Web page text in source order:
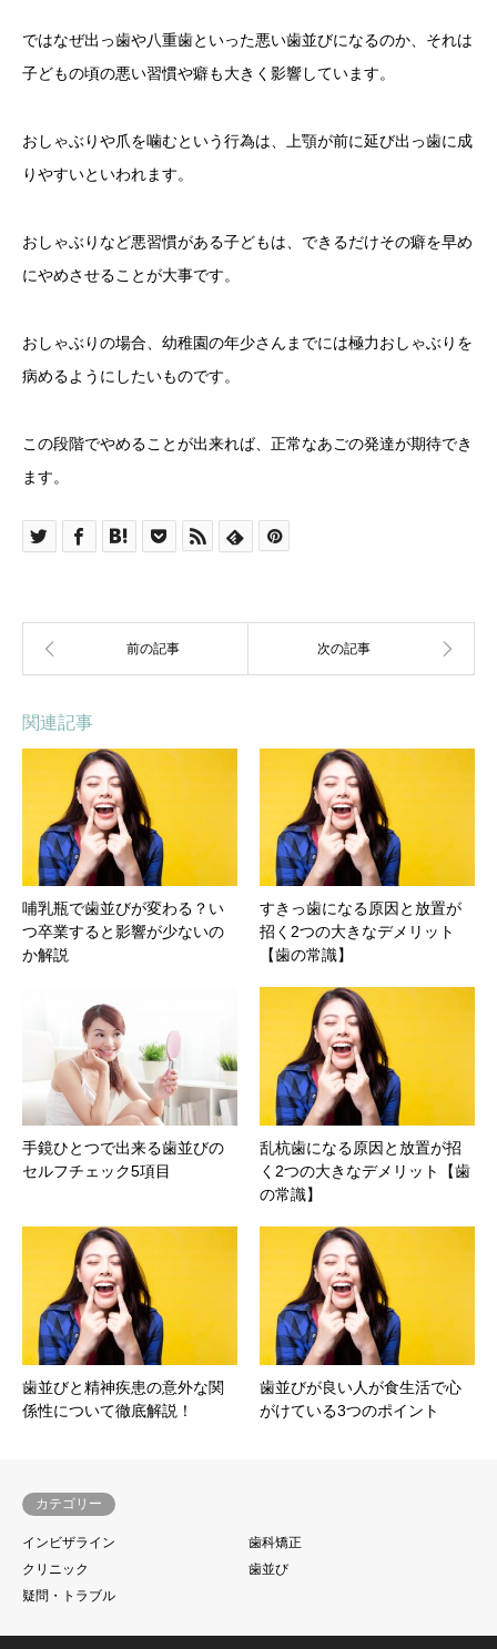
ではなぜ出っ歯や八重歯といった悪い歯並びになるのか、それは
子どもの頃の悪い習慣や癖も大きく影響しています。
おしゃぶりや爪を噛むという行為は、上顎が前に延び出っ歯に成
りやすいといわれます。
おしゃぶりなど悪習慣がある子どもは、できるだけその癖を早め
にやめさせることが大事です。
おしゃぶりの場合、幼稚園の年少さんまでには極力おしゃぶりを
病めるようにしたいものです。
この段階でやめることが出来れば、正常なあごの発達が期待でき
ます。
関連記事
哺乳瓶で歯並びが変わる？い
つ卒業すると影響が少ないの
か解説
すきっ歯になる原因と放置が
招く2つの大きなデメリット
【歯の常識】
手鏡ひとつで出来る歯並びの
セルフチェック5項目
乱杭歯になる原因と放置が招
く2つの大きなデメリット【歯
の常識】
歯並びと精神疾患の意外な関
係性について徹底解説！
歯並びが良い人が食生活で心
がけている3つのポイント
カテゴリー
インビザライン
歯科矯正
クリニック
歯並び
疑問・トラブル